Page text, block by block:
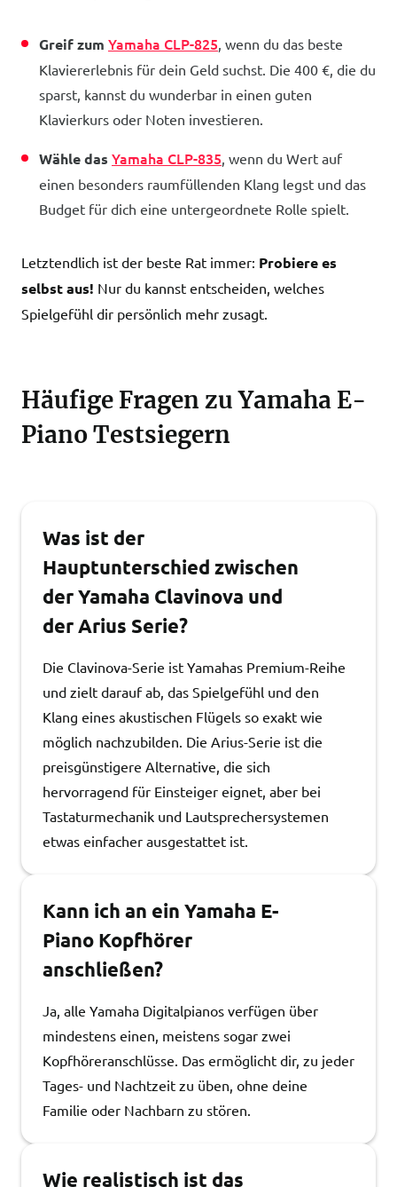
Greif zum Yamaha CLP-825, wenn du das beste
Klaviererlebnis für dein Geld suchst. Die 400 €, die du
sparst, kannst du wunderbar in einen guten
Klavierkurs oder Noten investieren.
Wähle das Yamaha CLP-835, wenn du Wert auf
einen besonders raumfüllenden Klang legst und das
Budget für dich eine untergeordnete Rolle spielt.
Letztendlich ist der beste Rat immer: Probiere es
selbst aus! Nur du kannst entscheiden, welches
Spielgefühl dir persönlich mehr zusagt.
Häufige Fragen zu Yamaha E-
Piano Testsiegern
Was ist der
Hauptunterschied zwischen
der Yamaha Clavinova und
der Arius Serie?
Die Clavinova-Serie ist Yamahas Premium-Reihe
und zielt darauf ab, das Spielgefühl und den
Klang eines akustischen Flügels so exakt wie
möglich nachzubilden. Die Arius-Serie ist die
preisgünstigere Alternative, die sich
hervorragend für Einsteiger eignet, aber bei
Tastaturmechanik und Lautsprechersystemen
etwas einfacher ausgestattet ist.
Kann ich an ein Yamaha E-
Piano Kopfhörer
anschließen?
Ja, alle Yamaha Digitalpianos verfügen über
mindestens einen, meistens sogar zwei
Kopfhöreranschlüsse. Das ermöglicht dir, zu jeder
Tages- und Nachtzeit zu üben, ohne deine
Familie oder Nachbarn zu stören.
Wie realistisch ist das